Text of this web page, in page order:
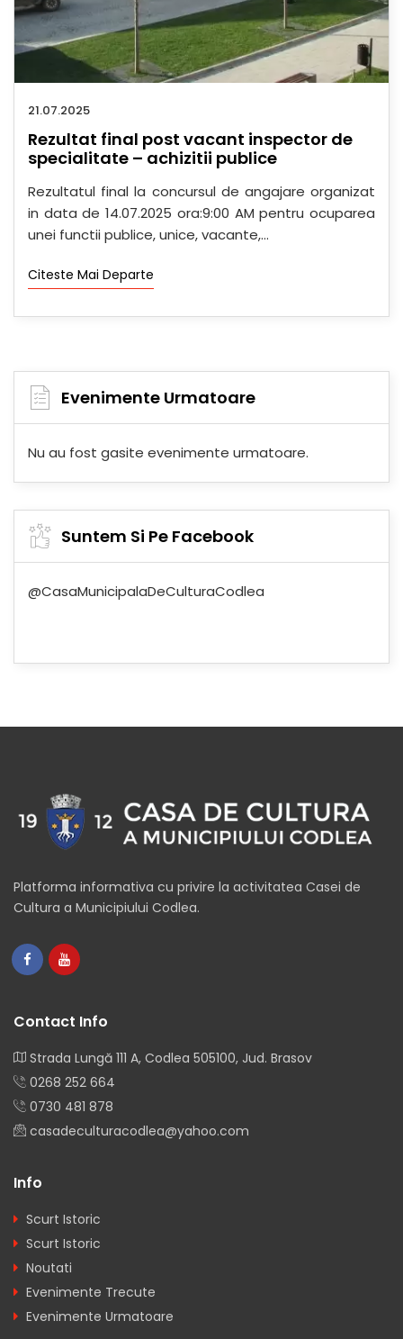
21.07.2025
Rezultat final post vacant inspector de
specialitate – achizitii publice
Rezultatul final la concursul de angajare organizat
in data de 14.07.2025 ora:9:00 AM pentru ocuparea
unei functii publice, unice, vacante,...
Citeste Mai Departe
Evenimente Urmatoare
Nu au fost gasite evenimente urmatoare.
Suntem Si Pe Facebook
@CasaMunicipalaDeCulturaCodlea
Platforma informativa cu privire la activitatea Casei de
Cultura a Municipiului Codlea.
Contact Info
Strada Lungă 111 A, Codlea 505100, Jud. Brasov
0268 252 664
0730 481 878
casadeculturacodlea@yahoo.com
Info
Scurt Istoric
Scurt Istoric
Noutati
Evenimente Trecute
Evenimente Urmatoare